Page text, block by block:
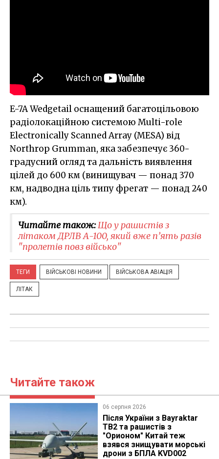
E-7A Wedgetail оснащений багатоцільовою
радіолокаційною системою Multi-role
Electronically Scanned Array (MESA) від
Northrop Grumman, яка забезпечує 360-
градусний огляд та дальність виявлення
цілей до 600 км (винищувач — понад 370
км, надводна ціль типу фрегат — понад 240
км).
Читайте також:Що у рашистів з
літаком ДРЛВ А-100, який вже п’ять разів
"пролетів повз військо"
ТЕГИ ВІЙСЬКОВІ НОВИНИ ВІЙСЬКОВА АВІАЦІЯ
ЛІТАК
Читайте також
06 серпня 2026
Після України з Bayraktar
TB2 та рашистів з
"Орионом" Китай теж
взявся знищувати морські
дрони з БПЛА KVD002